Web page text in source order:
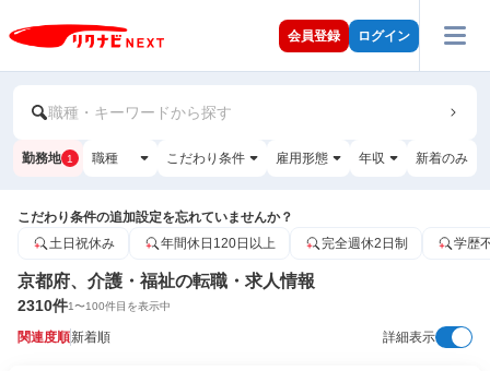
会員登録 ログイン
職種・キーワードから探す
勤務地 1 職種 こだわり条件 雇用形態 年収 新着のみ
こだわり条件の追加設定を忘れていませんか？
土日祝休み
年間休日120日以上 完全週休2日制 学歴
京都府、介護・福祉の転職・求人情報
2310件1〜100件目を表示中
関連度順新着順 詳細表示